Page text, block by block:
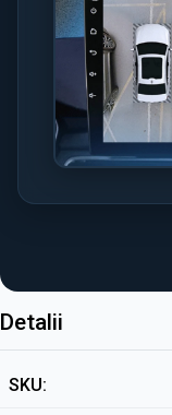
Detalii
SKU